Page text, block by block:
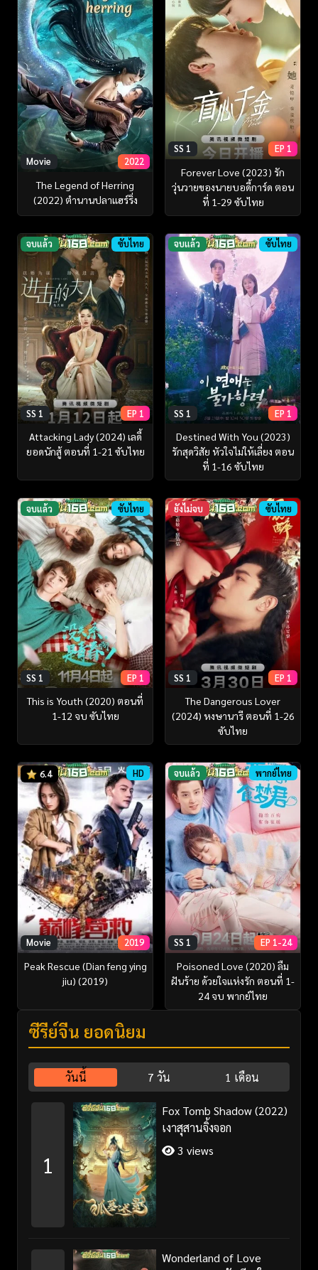
Movie 2022
The Legend of Herring
(2022) ตำนานปลาแฮร์ริ่ง
SS 1 EP 1
Forever Love (2023) รัก
วุ่นวายของนายบอดี้การ์ด ตอน
ที่ 1-29 ซับไทย
จบแล้ว ซับไทย
SS 1 EP 1
Attacking Lady (2024) เลดี้
ยอดนักสู้ ตอนที่ 1-21 ซับไทย
จบแล้ว ซับไทย
SS 1 EP 1
Destined With You (2023)
รักสุดวิสัย หัวใจไม่ให้เลี่ยง ตอน
ที่ 1-16 ซับไทย
จบแล้ว ซับไทย
SS 1 EP 1
This is Youth (2020) ตอนที่
1-12 จบ ซับไทย
ยังไม่จบ ซับไทย
SS 1 EP 1
The Dangerous Lover
(2024) หงษานารี ตอนที่ 1-26
ซับไทย
6.4 HD
Movie 2019
Peak Rescue (Dian feng ying
jiu) (2019)
จบแล้ว พากย์ไทย
SS 1 EP 1-24
Poisoned Love (2020) ลืม
ฝันร้าย ด้วยใจแห่งรัก ตอนที่ 1-
24 จบ พากย์ไทย
ซีรี่ย์จีน ยอดนิยม
วันนี้ 7 วัน 1 เดือน
1
Fox Tomb Shadow (2022)
เงาสุสานจิ้งจอก
3 views
Wonderland of Love